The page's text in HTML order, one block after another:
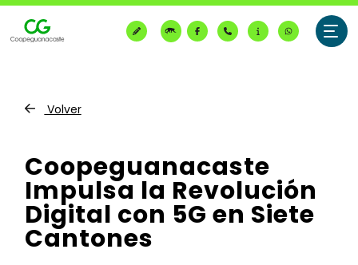
¿Quiénes somos?
Nosotros
Servicio Eléctrico
Volver
Coopeguanacaste
Impulsa la Revolución
Digital con 5G en Siete
Cantones